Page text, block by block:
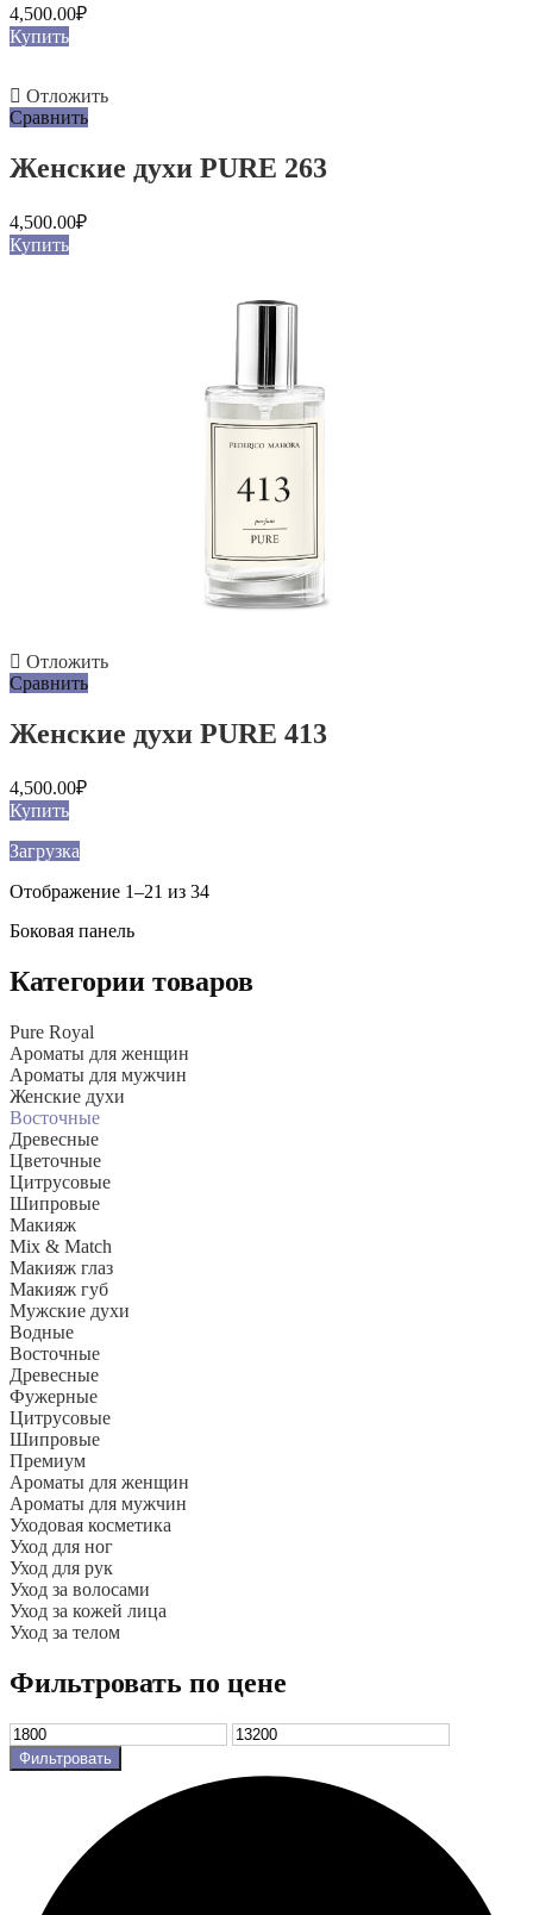
4,500.00₽
Купить
Отложить
Сравнить
Женские духи PURE 263
4,500.00₽
Купить
Отложить
Сравнить
Женские духи PURE 413
4,500.00₽
Купить
Загрузка
Отображение 1–21 из 34
Боковая панель
Категории товаров
Pure Royal
Ароматы для женщин
Ароматы для мужчин
Женские духи
Восточные
Древесные
Цветочные
Цитрусовые
Шипровые
Макияж
Mix & Match
Макияж глаз
Макияж губ
Мужские духи
Водные
Восточные
Древесные
Фужерные
Цитрусовые
Шипровые
Премиум
Ароматы для женщин
Ароматы для мужчин
Уходовая косметика
Уход для ног
Уход для рук
Уход за волосами
Уход за кожей лица
Уход за телом
Фильтровать по цене
Фильтровать